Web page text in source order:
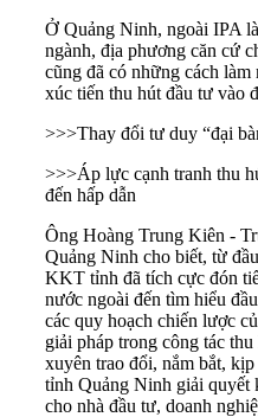
Ở Quảng Ninh, ngoài IPA
ngành, địa phương căn cứ
cũng đã có những cách
xúc tiến thu hút đầu tư vào
>>>Thay đổi tư duy “đại
>>>Áp lực cạnh tranh thu
đến hấp dẫn
Ông Hoàng Trung Kiên -
Quảng Ninh cho biết, từ
KKT tỉnh đã tích cực đón
nước ngoài đến tìm hiểu
các quy hoạch chiến lược
giải pháp trong công tác
xuyên trao đổi, nắm bắt,
tỉnh Quảng Ninh giải quyết
cho nhà đầu tư, doanh